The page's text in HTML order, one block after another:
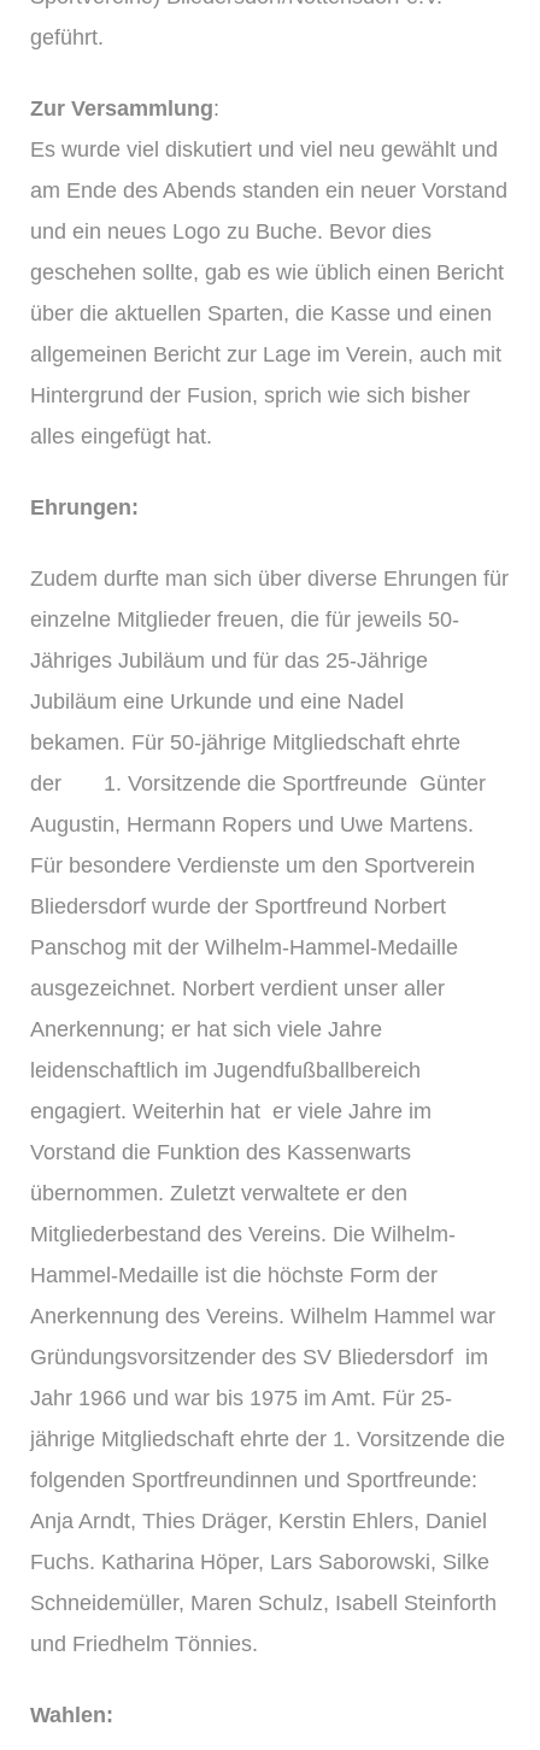
geführt.
Zur Versammlung:
Es wurde viel diskutiert und viel neu gewählt und
am Ende des Abends standen ein neuer Vorstand
und ein neues Logo zu Buche. Bevor dies
geschehen sollte, gab es wie üblich einen Bericht
über die aktuellen Sparten, die Kasse und einen
allgemeinen Bericht zur Lage im Verein, auch mit
Hintergrund der Fusion, sprich wie sich bisher
alles eingefügt hat.
Ehrungen:
Zudem durfte man sich über diverse Ehrungen für
einzelne Mitglieder freuen, die für jeweils 50-
Jähriges Jubiläum und für das 25-Jährige
Jubiläum eine Urkunde und eine Nadel
bekamen. Für 50-jährige Mitgliedschaft ehrte
der 1. Vorsitzende die Sportfreunde Günter
Augustin, Hermann Ropers und Uwe Martens.
Für besondere Verdienste um den Sportverein
Bliedersdorf wurde der Sportfreund Norbert
Panschog mit der Wilhelm-Hammel-Medaille
ausgezeichnet. Norbert verdient unser aller
Anerkennung; er hat sich viele Jahre
leidenschaftlich im Jugendfußballbereich
engagiert. Weiterhin hat er viele Jahre im
Vorstand die Funktion des Kassenwarts
übernommen. Zuletzt verwaltete er den
Mitgliederbestand des Vereins. Die Wilhelm-
Hammel-Medaille ist die höchste Form der
Anerkennung des Vereins. Wilhelm Hammel war
Gründungsvorsitzender des SV Bliedersdorf im
Jahr 1966 und war bis 1975 im Amt. Für 25-
jährige Mitgliedschaft ehrte der 1. Vorsitzende die
folgenden Sportfreundinnen und Sportfreunde:
Anja Arndt, Thies Dräger, Kerstin Ehlers, Daniel
Fuchs. Katharina Höper, Lars Saborowski, Silke
Schneidemüller, Maren Schulz, Isabell Steinforth
und Friedhelm Tönnies.
Wahlen: